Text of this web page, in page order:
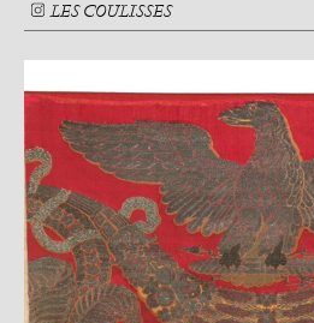
LES COULISSES